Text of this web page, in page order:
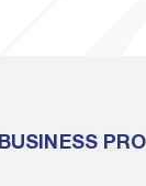
BUSINESS